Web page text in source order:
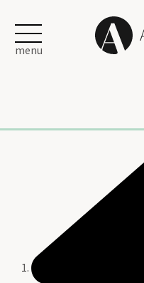
menu